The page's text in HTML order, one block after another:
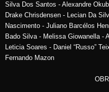
Silva Dos Santos - Alexandre
Drake Chrisdensen - Lecian Da
Nascimento - Juliano Barcélos
Bado Silva - Melissa Giowanella -
Leticia Soares - Daniel “Russo”
Fernando Mazon